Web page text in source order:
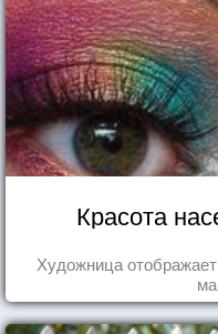
Красота
Художница